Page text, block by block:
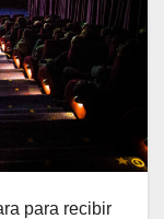
para recibir